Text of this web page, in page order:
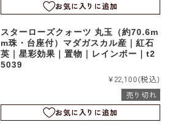
お気に入りに追加
スターローズクォーツ 丸玉（約70.6m
m珠・台座付）マダガスカル産｜紅石
英｜星彩効果｜置物｜レインボー｜t2
5039
¥22,100(税込)
売り切れ
お気に入りに追加